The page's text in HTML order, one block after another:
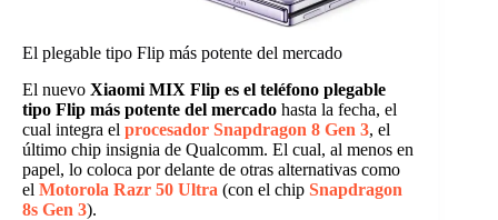
El plegable tipo Flip más potente del mercado
El nuevo Xiaomi MIX Flip es el teléfono plegable
tipo Flip más potente del mercado hasta la fecha, el
cual integra el procesador Snapdragon 8 Gen 3, el
último chip insignia de Qualcomm. El cual, al menos en
papel, lo coloca por delante de otras alternativas como
el Motorola Razr 50 Ultra (con el chip Snapdragon
8s Gen 3).